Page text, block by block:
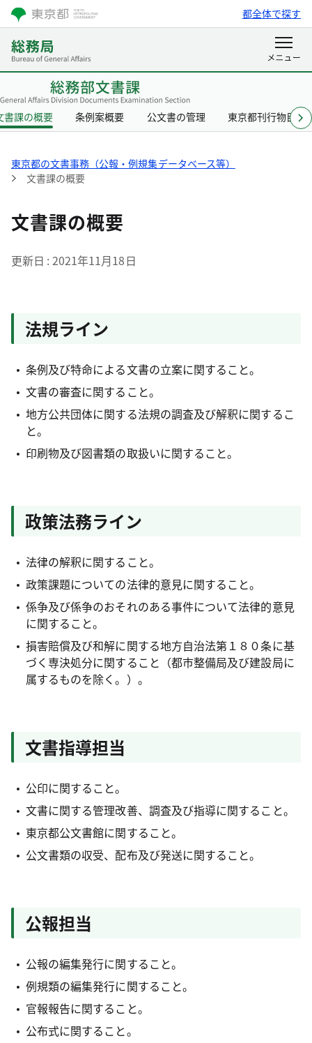
都全体で探す
書課の概要 条例案概要 公文書の管理 東京都刊行物目録
東京都の文書事務（公報・例規集データベース等）
文書課の概要
文書課の概要
更新日 2021年11月18日
法規ライン
条例及び特命による文書の立案に関すること。
文書の審査に関すること。
地方公共団体に関する法規の調査及び解釈に関するこ
と。
印刷物及び図書類の取扱いに関すること。
政策法務ライン
法律の解釈に関すること。
政策課題についての法律的意見に関すること。
係争及び係争のおそれのある事件について法律的意見
に関すること。
損害賠償及び和解に関する地方自治法第１８０条に基
づく専決処分に関すること（都市整備局及び建設局に
属するものを除く。）。
文書指導担当
公印に関すること。
文書に関する管理改善、調査及び指導に関すること。
東京都公文書館に関すること。
公文書類の収受、配布及び発送に関すること。
公報担当
公報の編集発行に関すること。
例規類の編集発行に関すること。
官報報告に関すること。
公布式に関すること。